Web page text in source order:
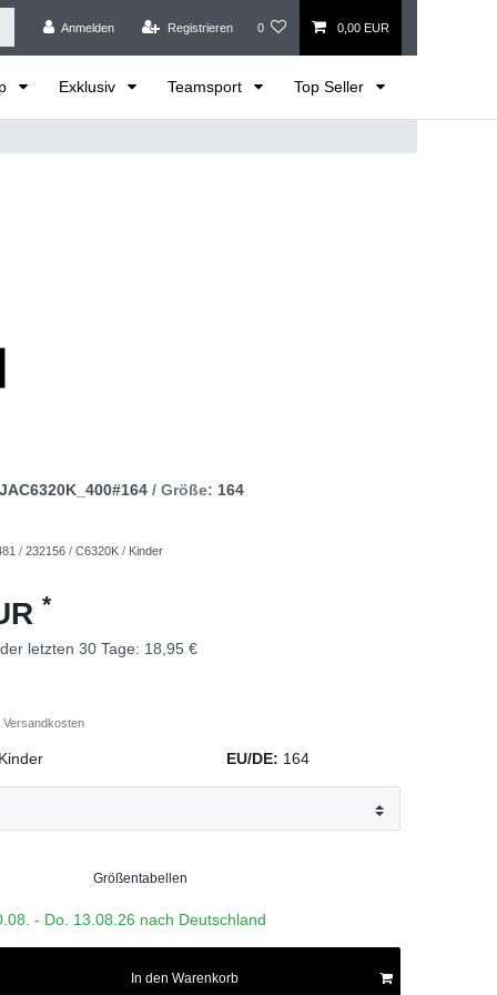
Anmelden Registrieren 0 0,00 EUR
Exklusiv Teamsport Top Seller
JAC6320K_400#164 / Größe: 164
/ 232156 / C6320K / Kinder
*
letzten 30 Tage: 18,95 €
Versandkosten
EU/DE: 164
Größentabellen
- Do. 13.08.26 nach Deutschland
In den Warenkorb